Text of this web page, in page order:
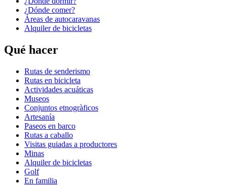
¿Dónde comer?
Áreas de autocaravanas
Alquiler de bicicletas
Qué hacer
Rutas de senderismo
Rutas en bicicleta
Actividades acuáticas
Museos
Conjuntos etnogràficos
Artesanía
Paseos en barco
Rutas a caballo
Visitas guiadas a productores
Minas
Alquiler de bicicletas
Golf
En familia